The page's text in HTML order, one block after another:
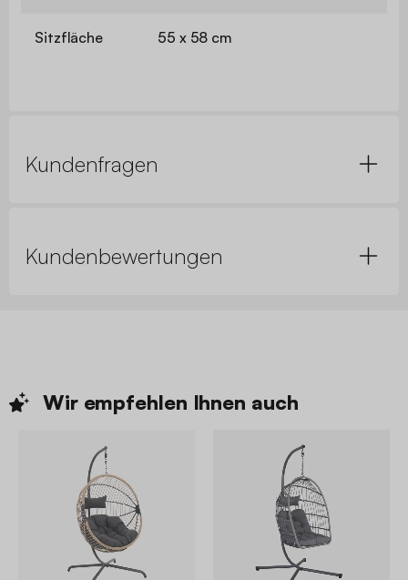
Sitzfläche 55 x 58 cm
Kundenfragen
Kundenbewertungen
Wir empfehlen Ihnen auch